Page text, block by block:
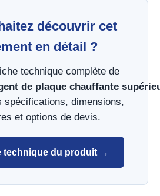
découvrir cet
en détail ?
technique complète de
de plaque chauffante
spécifications, dimensions,
et options de devis.
technique du produit →